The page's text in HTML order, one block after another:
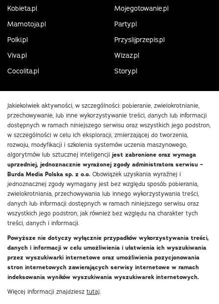
Kobieta.pl
Mojegotowanie.pl
Mamotoja.pl
Party.pl
Polki.pl
Przyslijprzepis.pl
Viva.pl
Wizaz.pl
Cocolita.pl
Story.pl
Jakiekolwiek aktywności, w szczególności: pobieranie, zwielokrotnianie,
przechowywanie, lub inne wykorzystywanie treści, danych lub informacji
dostępnych w ramach niniejszego serwisu oraz wszystkich jego podstron,
w szczególności w celu ich eksploracji, zmierzającej do tworzenia,
rozwoju, modyfikacji i szkolenia systemów uczenia maszynowego,
algorytmów lub sztucznej inteligencji jest zabronione oraz wymaga
uprzedniej, jednoznacznie wyrażonej zgody administratora serwisu –
Burda Media Polska sp. z o.o. Obowiązek uzyskania wyraźnej i
jednoznacznej zgody wymagany jest bez względu sposób pobierania,
zwielokrotniania, przechowywania lub innego wykorzystywania treści,
danych lub informacji dostępnych w ramach niniejszego serwisu oraz
wszystkich jego podstron, jak również bez względu na charakter tych
treści, danych i informacji.
Powyższe nie dotyczy wyłącznie przypadków wykorzystywania treści,
danych i informacji w celu umożliwienia i ułatwienia ich wyszukiwania
przez wyszukiwarki internetowe oraz umożliwienia pozycjonowania
stron internetowych zawierających serwisy internetowe w ramach
indeksowania wyników wyszukiwania wyszukiwarek internetowych.
Więcej informacji znajdziesz tutaj.